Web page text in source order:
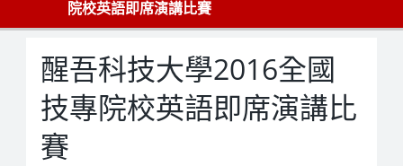
院校英語即席演講比賽
醒吾科技大學2016全國
技專院校英語即席演講比
賽